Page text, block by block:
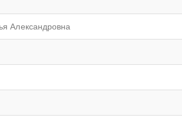
Александровна